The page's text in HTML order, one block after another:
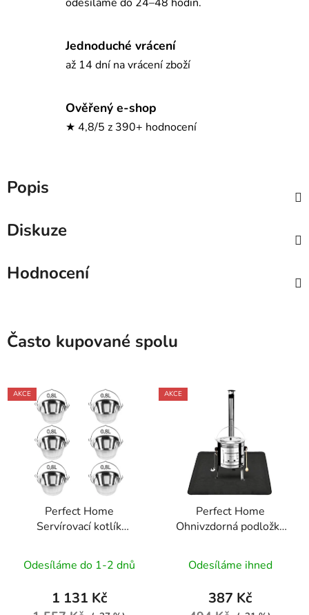
Jednoduché vrácení
až 14 dní na vrácení zboží
Ověřený e-shop
★ 4,8/5 z 390+ hodnocení
Popis
Diskuze
Hodnocení
Často kupované spolu
AKCE
Perfect Home
Servírovací kotlík
12141
Odesíláme do 1-2 dnů
1 131 Kč
AKCE
Perfect Home
Ohnivzdorná podložka
černá, 73561
Odesíláme ihned
387 Kč